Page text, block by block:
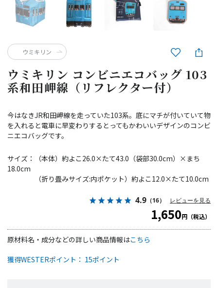
ウミキリン コンビニエコバッグ 103
系和田岬線（リフレクター付）
今はなきJR和田岬線を走っていた103系。底にマチが付いていて物
を入れると電車に早変わりするとってもかわいいデザインのコンビ
ニエコバッグです。
サイズ：（本体）約よこ26.0×たて43.0（袋部30.0cm）×まち
18.0cm
（折り畳みサイズ:内ポケット）約よこ12.0×たて10.0cm
4.9 （16） レビューを見る
1,650円（税込）
獲得WESTERポイント： 15ポイント
原材料名・成分などの詳しい商品情報はこちら
ウミキリン